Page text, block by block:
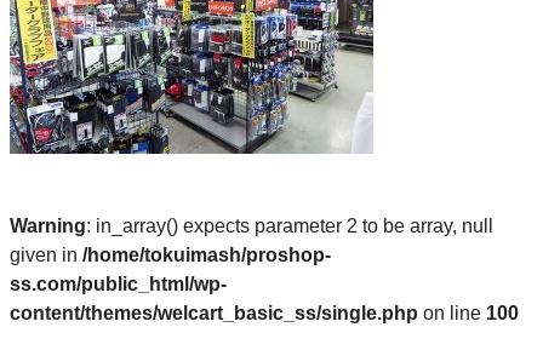
Warning: in_array() expects parameter 2 to be array, null
given in /home/tokuimash/proshop-
ss.com/public_html/wp-
content/themes/welcart_basic_ss/single.php on line 100